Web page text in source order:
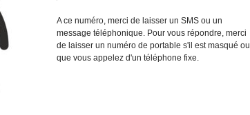
A ce numéro, merci de laisser un SMS ou un
message téléphonique. Pour vous répondre, merci
de laisser un numéro de portable s'il est masqué ou
que vous appelez d'un téléphone fixe.